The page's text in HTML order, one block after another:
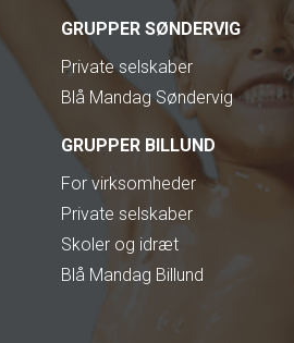
GRUPPER SØNDERVIG
Private selskaber
Blå Mandag Søndervig
GRUPPER BILLUND
For virksomheder
Private selskaber
Skoler og idræt
Blå Mandag Billund